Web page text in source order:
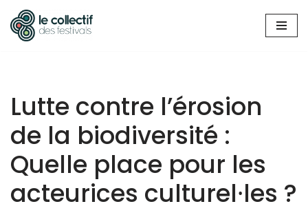
Aller
Lutte contre l’érosion
de la biodiversité :
Quelle place pour les
acteurices culturel⸱les ?